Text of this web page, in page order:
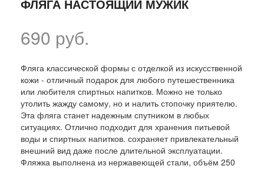
ФЛЯГА НАСТОЯЩИЙ МУЖИК
690 руб.
Фляга классической формы с отделкой из искусственной
кожи - отличный подарок для любого путешественника
или любителя спиртных напитков. Можно не только
утолить жажду самому, но и налить стопочку приятелю.
Эта фляга станет надежным спутником в любых
ситуациях. Отлично подходит для хранения питьевой
воды и спиртных напитков. сохраняет привлекательный
внешний вид даже после длительной эксплуатации.
Фляжка выполнена из нержавеющей стали, объём 250